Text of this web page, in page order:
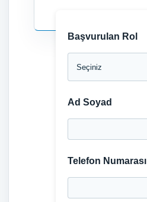
Başvurulan Rol
Ad Soyad
Telefon Numarası